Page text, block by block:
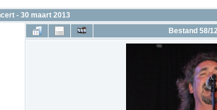
- 30 maart 2013
Bestand 58/